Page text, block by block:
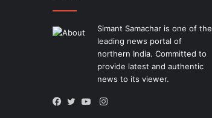
Simant Samachar is one of the
leading news portal of
northern India. Committed to
provide latest and authentic
news to its viewer.
Instagram